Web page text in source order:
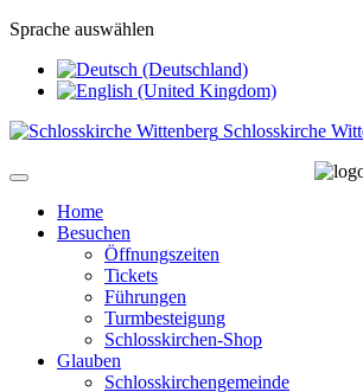
Sprache auswählen
Schlosskirche
Home
Besuchen
Öffnungszeiten
Tickets
Führungen
Turmbesteigung
Schlosskirchen-Shop
Glauben
Schlosskirchengemeinde